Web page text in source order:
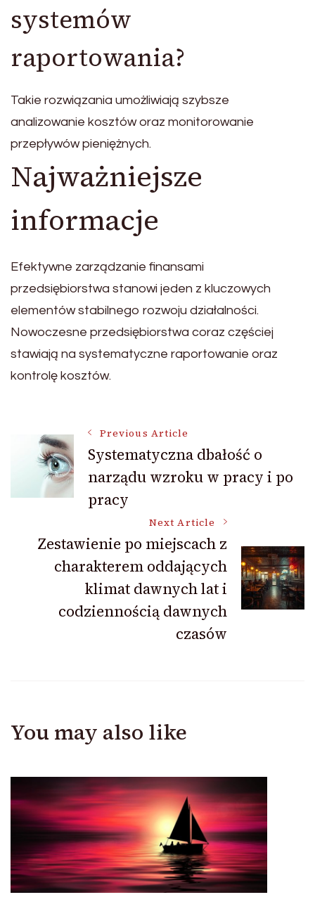
systemów
raportowania?
Takie rozwiązania umożliwiają szybsze
analizowanie kosztów oraz monitorowanie
przepływów pieniężnych.
Najważniejsze
informacje
Efektywne zarządzanie finansami
przedsiębiorstwa stanowi jeden z kluczowych
elementów stabilnego rozwoju działalności.
Nowoczesne przedsiębiorstwa coraz częściej
stawiają na systematyczne raportowanie oraz
kontrolę kosztów.
Post
Navigation
Previous Article
Systematyczna dbałość o
narządu wzroku w pracy i po
pracy
Next Article
Zestawienie po miejscach z
charakterem oddających
klimat dawnych lat i
codziennością dawnych
czasów
You may also like